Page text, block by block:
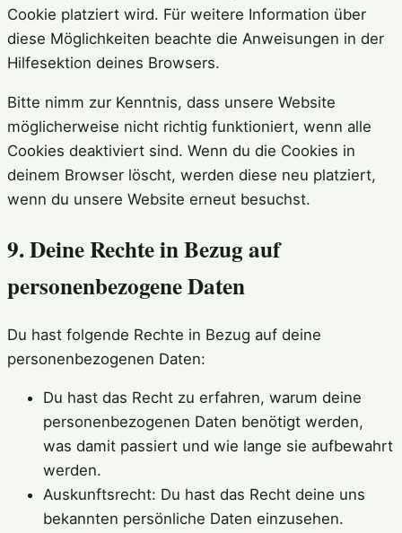
Cookie platziert wird. Für weitere Information über
diese Möglichkeiten beachte die Anweisungen in der
Hilfesektion deines Browsers.
Bitte nimm zur Kenntnis, dass unsere Website
möglicherweise nicht richtig funktioniert, wenn alle
Cookies deaktiviert sind. Wenn du die Cookies in
deinem Browser löscht, werden diese neu platziert,
wenn du unsere Website erneut besuchst.
9. Deine Rechte in Bezug auf
personenbezogene Daten
Du hast folgende Rechte in Bezug auf deine
personenbezogenen Daten:
Du hast das Recht zu erfahren, warum deine
personenbezogenen Daten benötigt werden,
was damit passiert und wie lange sie aufbewahrt
werden.
Auskunftsrecht: Du hast das Recht deine uns
bekannten persönliche Daten einzusehen.